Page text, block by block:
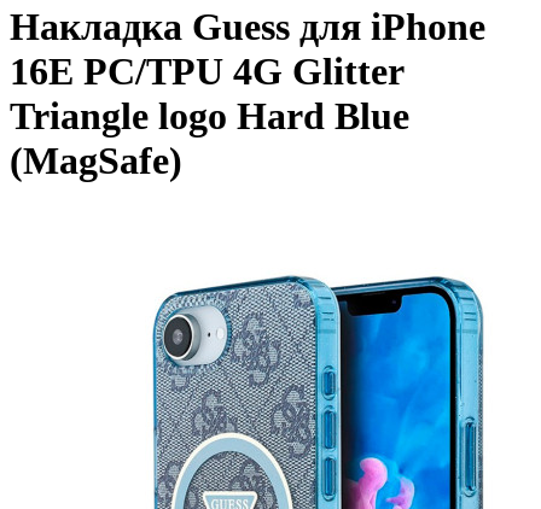
Накладка Guess для iPhone
16E PC/TPU 4G Glitter
Triangle logo Hard Blue
(MagSafe)